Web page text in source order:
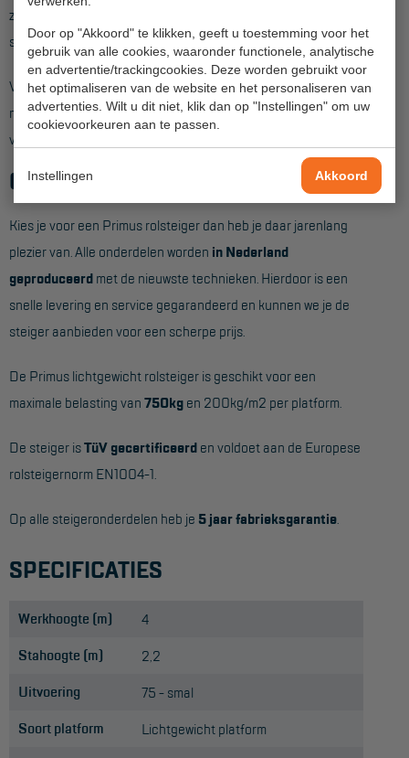
Door op "Akkoord" te klikken, geeft u toestemming voor het
gebruik van alle cookies, waaronder functionele, analytische
en advertentie/trackingcookies. Deze worden gebruikt voor
het optimaliseren van de website en het personaliseren van
advertenties. Wilt u dit niet, klik dan op "Instellingen" om uw
cookievoorkeuren aan te passen.
Instellingen Akkoord
Wet- en regelgeving
Garantie
Algemene voorwaarden
Webshop voorwaarden
zwenkwiel. Met de wartel die op de wielstaander zit is de
steiger ook weer snel op de goede hoogte te stellen.
Voor vrijstaand gebruik worden standaard4 stabilisatoren
meegeleverd die met een aluminium koppeling op de hoeken
van de steiger worden gemonteerd.
Gegarandeerde kwaliteit
Kies je voor een Primus rolsteiger dan heb je daar jarenlang
plezier van. Alle onderdelen worden in Nederland
geproduceerd met de nieuwste technieken. Hierdoor is een
snelle levering en service gegarandeerd en kunnen we je de
steiger aanbieden voor een scherpe prijs.
De Primus lichtgewicht rolsteiger is geschikt voor een
maximale belasting van 750kg en 200kg/m2 per platform.
De steiger isTüV gecertificeerd en voldoet aan de Europese
rolsteigernorm EN1004-1.
Op alle steigeronderdelen heb je 5 jaar fabrieksgarantie
SPECIFICATIES
Werkhoogte (m) 4
Stahoogte (m) 2,2
Uitvoering 75 - smal
Soort platform Lichtgewicht platform